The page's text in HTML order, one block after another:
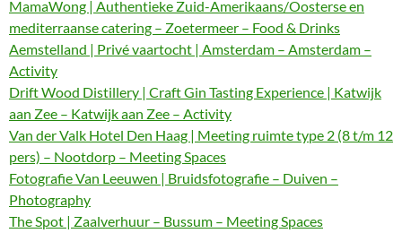
MamaWong | Authentieke Zuid-Amerikaans/Oosterse en
mediterraanse catering – Zoetermeer – Food & Drinks
Aemstelland | Privé vaartocht | Amsterdam – Amsterdam –
Activity
Drift Wood Distillery | Craft Gin Tasting Experience | Katwijk
aan Zee – Katwijk aan Zee – Activity
Van der Valk Hotel Den Haag | Meeting ruimte type 2 (8 t/m 12
pers) – Nootdorp – Meeting Spaces
Fotografie Van Leeuwen | Bruidsfotografie – Duiven –
Photography
The Spot | Zaalverhuur – Bussum – Meeting Spaces